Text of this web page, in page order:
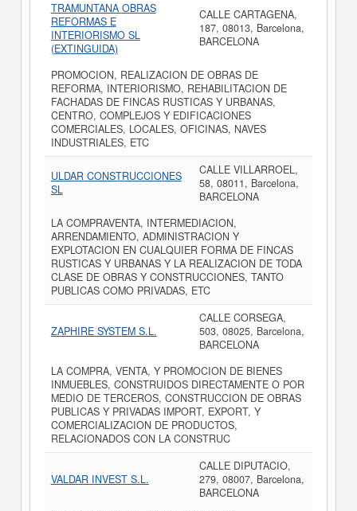
TRAMUNTANA OBRAS
REFORMAS E
INTERIORISMO SL
(EXTINGUIDA)
CALLE CARTAGENA,
187, 08013, Barcelona,
BARCELONA
PROMOCION, REALIZACION DE OBRAS DE
REFORMA, INTERIORISMO, REHABILITACION DE
FACHADAS DE FINCAS RUSTICAS Y URBANAS,
CENTRO, COMPLEJOS Y EDIFICACIONES
COMERCIALES, LOCALES, OFICINAS, NAVES
INDUSTRIALES, ETC
ULDAR CONSTRUCCIONES
SL
CALLE VILLARROEL,
58, 08011, Barcelona,
BARCELONA
LA COMPRAVENTA, INTERMEDIACION,
ARRENDAMIENTO, ADMINISTRACION Y
EXPLOTACION EN CUALQUIER FORMA DE FINCAS
RUSTICAS Y URBANAS Y LA REALIZACION DE TODA
CLASE DE OBRAS Y CONSTRUCCIONES, TANTO
PUBLICAS COMO PRIVADAS, ETC
ZAPHIRE SYSTEM S.L.
CALLE CORSEGA,
503, 08025, Barcelona,
BARCELONA
LA COMPRA, VENTA, Y PROMOCION DE BIENES
INMUEBLES, CONSTRUIDOS DIRECTAMENTE O POR
MEDIO DE TERCEROS, CONSTRUCCION DE OBRAS
PUBLICAS Y PRIVADAS IMPORT, EXPORT, Y
COMERCIALIZACION DE PRODUCTOS,
RELACIONADOS CON LA CONSTRUC
VALDAR INVEST S.L.
CALLE DIPUTACIO,
279, 08007, Barcelona,
BARCELONA